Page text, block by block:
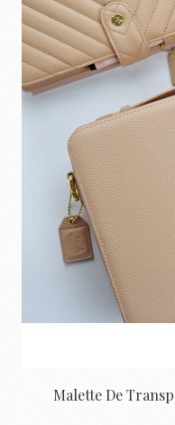
Malette De